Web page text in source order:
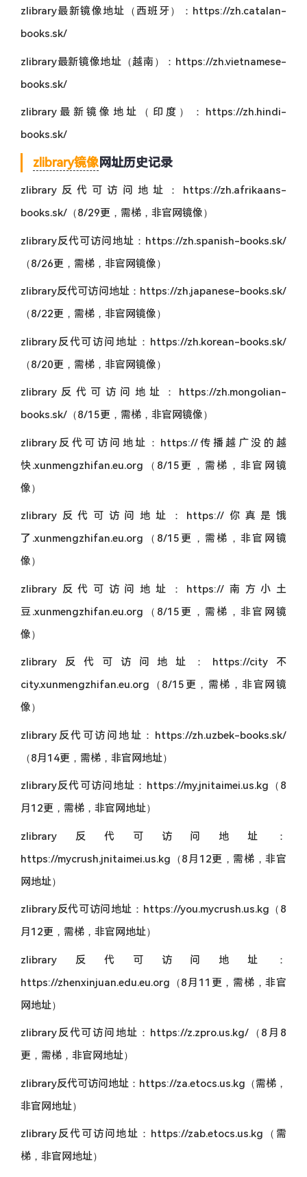
zlibrary最新镜像地址（西班牙）：https://zh.catalan-
books.sk/
zlibrary最新镜像地址（越南）：https://zh.vietnamese-
books.sk/
zlibrary最新镜像地址（印度）：https://zh.hindi-
books.sk/
zlibrary镜像网址历史记录
zlibrary反代可访问地址：https://zh.afrikaans-
books.sk/（8/29更，需梯，非官网镜像）
zlibrary反代可访问地址：https://zh.spanish-books.sk/
（8/26更，需梯，非官网镜像）
zlibrary反代可访问地址：https://zh.japanese-books.sk/
（8/22更，需梯，非官网镜像）
zlibrary反代可访问地址：https://zh.korean-books.sk/
（8/20更，需梯，非官网镜像）
zlibrary反代可访问地址：https://zh.mongolian-
books.sk/（8/15更，需梯，非官网镜像）
zlibrary反代可访问地址：https://传播越广没的越
快.xunmengzhifan.eu.org（8/15更，需梯，非官网镜
像）
zlibrary反代可访问地址：https://你真是饿
了.xunmengzhifan.eu.org（8/15更，需梯，非官网镜
像）
zlibrary反代可访问地址：https://南方小土
豆.xunmengzhifan.eu.org（8/15更，需梯，非官网镜
像）
zlibrary反代可访问地址：https://city不
city.xunmengzhifan.eu.org（8/15更，需梯，非官网镜
像）
zlibrary反代可访问地址：https://zh.uzbek-books.sk/
（8月14更，需梯，非官网地址）
zlibrary反代可访问地址：https://my.jnitaimei.us.kg（8
月12更，需梯，非官网地址）
zlibrary反代可访问地址：
https://mycrush.jnitaimei.us.kg（8月12更，需梯，非官
网地址）
zlibrary反代可访问地址：https://you.mycrush.us.kg（8
月12更，需梯，非官网地址）
zlibrary反代可访问地址：
https://zhenxinjuan.edu.eu.org（8月11更，需梯，非官
网地址）
zlibrary反代可访问地址：https://z.zpro.us.kg/（8月8
更，需梯，非官网地址）
zlibrary反代可访问地址：https://za.etocs.us.kg（需梯，
非官网地址）
zlibrary反代可访问地址：https://zab.etocs.us.kg（需
梯，非官网地址）